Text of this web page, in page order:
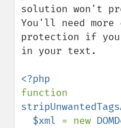
solution won't
You'll need more
protection if
in your text.
$xml = new